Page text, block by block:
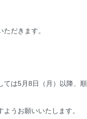
だきます。
は5月8日（月）以降、
うお願いいたします。